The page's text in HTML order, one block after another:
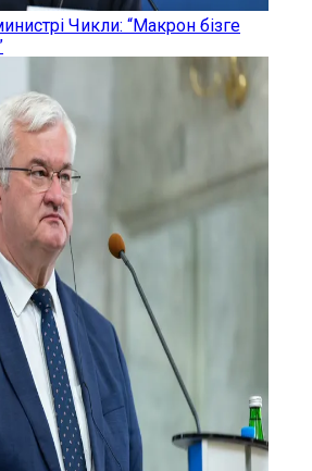
Чикли: “Макрон бізге